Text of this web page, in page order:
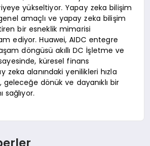
yükseltiyor. Yapay zeka bilişim
amaçlı ve yapay zeka bilişim
bir esneklik mimarisi
ediyor. Huawei, AIDC entegre
döngüsü akıllı DC İşletme ve
küresel finans
zeka alanındaki yenilikleri hızla
dönük ve dayanıklı bir
sağlıyor.